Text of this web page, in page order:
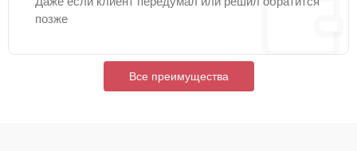
позже
Все преимущества